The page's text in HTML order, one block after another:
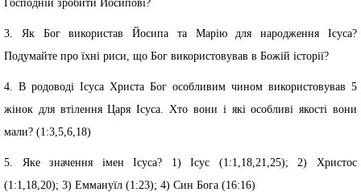
Господній зробити Йосипові?
3. Як Бог використав Йосипа та Марію для народження Ісуса?
Подумайте про їхні риси, що Бог використовував в Божій історії?
4. В родоводі Ісуса Христа Бог особливим чином використовував 5
жінок для втілення Царя Ісуса. Хто вони і які особливі якості вони
мали? (1:3,5,6,18)
5. Яке значення імен Ісуса? 1) Ісус (1:1,18,21,25); 2) Христос
(1:1,18,20); 3) Еммануїл (1:23); 4) Син Бога (16:16)